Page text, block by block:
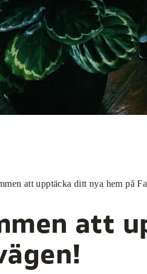
att upptäcka ditt nya hem på
att